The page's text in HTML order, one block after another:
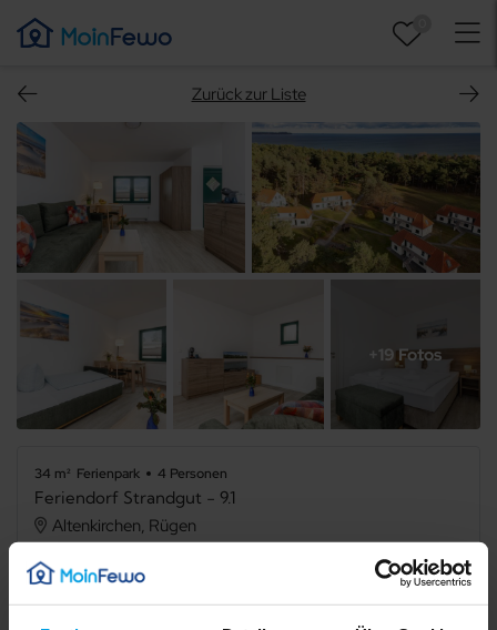
Zurück zur Liste
+19 Fotos
34 m² Ferienpark 4 Personen
Feriendorf Strandgut - 9.1
Altenkirchen, Rügen